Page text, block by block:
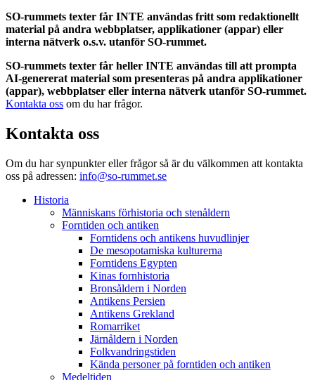
SO-rummets texter får INTE användas fritt som redaktionellt
material på andra webbplatser, applikationer (appar) eller
interna nätverk o.s.v. utanför SO-rummet.
SO-rummets texter får heller INTE användas till att prompta
AI-genererat material som presenteras på andra applikationer
(appar), webbplatser eller interna nätverk utanför SO-rummet.
Kontakta oss om du har frågor.
Kontakta oss
Om du har synpunkter eller frågor så är du välkommen att kontakta
oss på adressen: info@so-rummet.se
Historia
Människans förhistoria och stenåldern
Forntiden och antiken
Forntidens och antikens huvudlinjer
De mesopotamiska kulturerna
Forntidens Egypten
Kinas fornhistoria
Bronsåldern i Norden
Antikens Persien
Antikens Grekland
Romarriket
Järnåldern i Norden
Folkvandringstiden
Kända personer på forntiden och antiken
Medeltiden